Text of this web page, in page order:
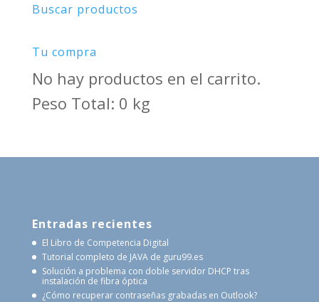
Buscar productos
Tu compra
No hay productos en el carrito.
Peso Total: 0 kg
Entradas recientes
El Libro de Competencia Digital
Tutorial completo de JAVA de guru99.es
Solución a problema con doble servidor DHCP tras
instalación de fibra óptica
¿Cómo recuperar contraseñas grabadas en Outlook?